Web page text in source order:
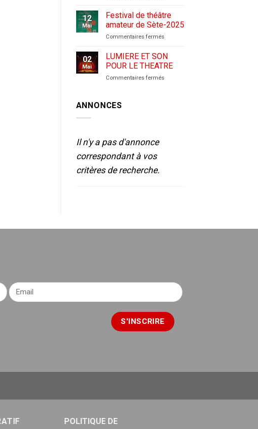
–
2025
12
Mai
Festival de théâtre
amateur de Sète-2025
Commentaires ferméssur
de
théâtre
amateur
de
02
Mai
LUMIERE ET SON
POUR LE THEATRE
Commentaires ferméssur
ANNONCES
Il n'y a pas d'annonce
correspondant à vos
critères de recherche.
POLITIQUE DE